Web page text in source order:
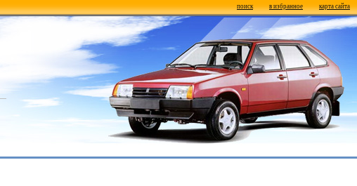
поиск в избранное карта сайта